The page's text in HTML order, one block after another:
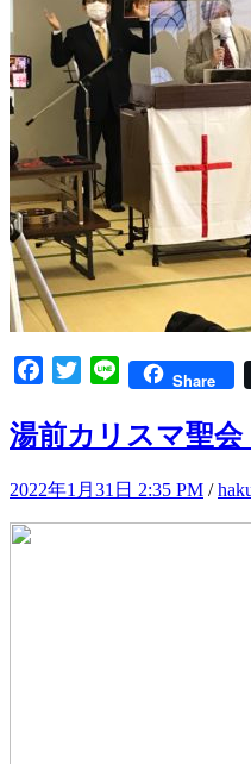
Facebook
TwitterLine Share
湯前カリスマ聖
2022年1月31日 2:35 PM /